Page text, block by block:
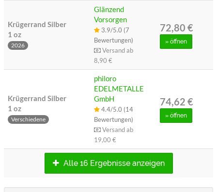
Krügerrand Silber
1 oz
2026
Glänzend
Vorsorgen
3.9/5.0 (7
Bewertungen)
Versand ab
8,90 €
72,80 €
» öffnen
Krügerrand Silber
1 oz
Verschiedene
philoro
EDELMETALLE
GmbH
4.4/5.0 (14
Bewertungen)
Versand ab
19,00 €
74,62 €
» öffnen
Alle 16 Ergebnisse anzeigen